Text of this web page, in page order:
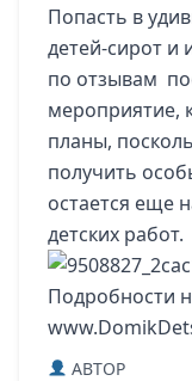
Попасть в
детей-сирот и
по отзывам
мероприятие,
планы,
получить
остается еще
детских работ.
Подробности
ABTOP